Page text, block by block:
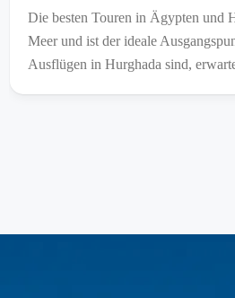
Die besten Touren in Ägypten und
Meer und ist der ideale
Ausflügen in Hurghada sind,